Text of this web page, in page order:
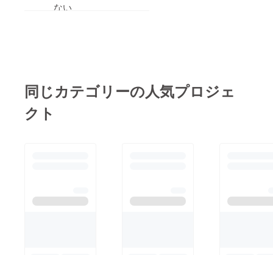
ない
同じカテゴリーの人気プロジェ
クト